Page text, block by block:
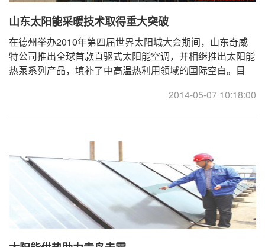
山东太阳能采暖技术取得重大突破
在德州举办2010年第四届世界太阳城大会期间，山东奇威
特公司推出全球首款直驱式太阳能空调，并相继推出太阳能
热泵系列产品，填补了中高温热利用领域的国际空白。目
2014-05-07 10:18:00